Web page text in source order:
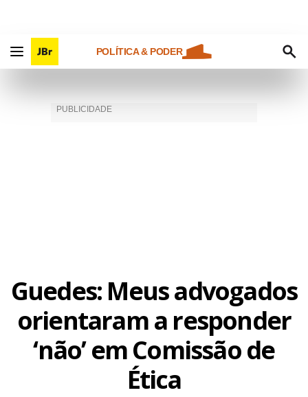
POLÍTICA & PODER
Guedes: Meus advogados
orientaram a responder
‘não’ em Comissão de
Ética